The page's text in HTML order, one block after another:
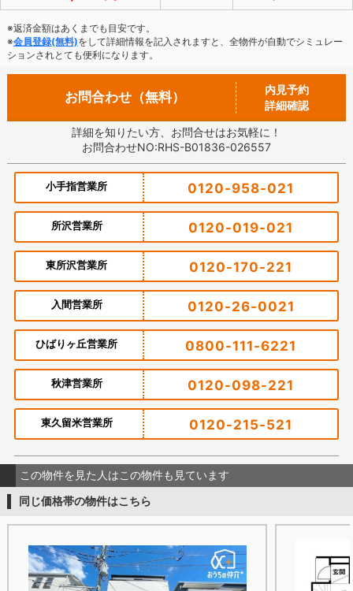
※返済金額はあくまでも目安です。
※会員登録(無料)をして詳細情報を記入されますと、全物件が自動でシミュレー
ションされとても便利になります。
お問合わせ（無料）
内見予約
詳細確認
詳細を知りたい方、お問合せはお気軽に！
お問合わせNO:RHS-B01836-026557
小手指営業所 0120-958-021
所沢営業所 0120-019-021
東所沢営業所 0120-170-221
入間営業所 0120-26-0021
ひばりヶ丘営業所 0800-111-6221
秋津営業所 0120-098-221
東久留米営業所 0120-215-521
この物件を見た人はこの物件も見ています
同じ価格帯の物件はこちら